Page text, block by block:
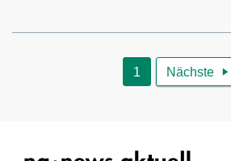
1 Nächste 